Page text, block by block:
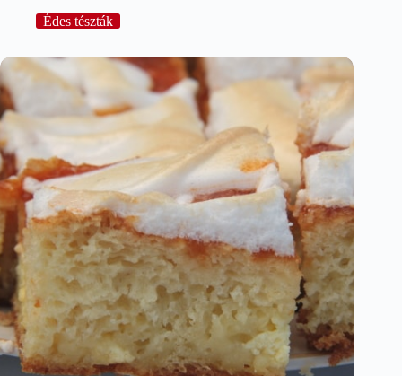
Édes tészták